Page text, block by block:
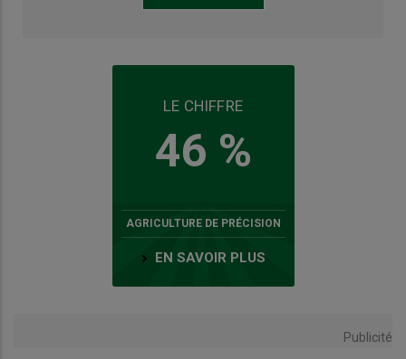
LE CHIFFRE
46 %
AGRICULTURE DE PRÉCISION
EN SAVOIR PLUS
Publicité